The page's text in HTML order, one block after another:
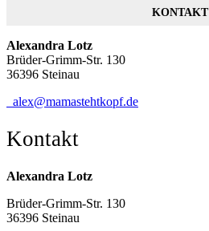
KONTAKT
Alexandra Lotz
Brüder-Grimm-Str. 130
36396 Steinau
alex@mamastehtkopf.de
Kontakt
Alexandra Lotz
Brüder-Grimm-Str. 130
36396 Steinau